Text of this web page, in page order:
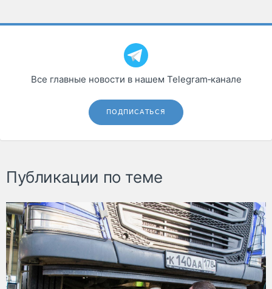
Все главные новости в нашем Telegram‑канале
ПОДПИСАТЬСЯ
Публикации по теме